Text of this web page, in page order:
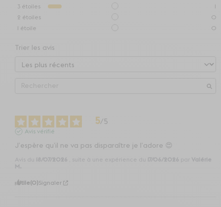
3 étoiles
1
2 étoiles
0
1 étoile 0
Trier les avis
5/5
Avis vérifié
J’espère qu’il ne va pas disparaître je l’adore 😍
18/07/2026 , suite à une expérience du 17/06/2026
Valérie
M.
Utile(0) Signaler